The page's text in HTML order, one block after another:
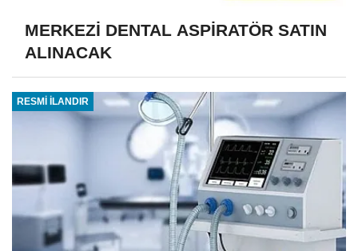
MERKEZİ DENTAL ASPİRATÖR SATIN
ALINACAK
RESMİ İLANDIR